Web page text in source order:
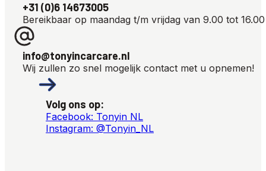
+31 (0)6 14673005
Bereikbaar op maandag t/m vrijdag van 9.00 tot
info@tonyincarcare.nl
Wij zullen zo snel mogelijk contact met u opnemen!
Volg ons op:
Facebook: Tonyin NL
Instagram: @Tonyin_NL